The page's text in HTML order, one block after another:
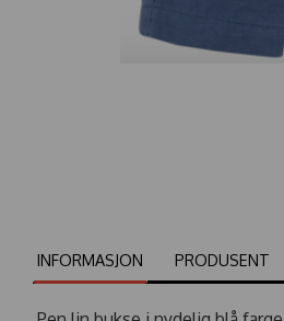
INFORMASJON PRODUSENT